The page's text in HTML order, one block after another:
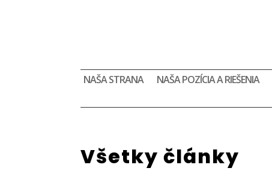
NAŠA STRANA NAŠA POZÍCIA A RIEŠENIA
Všetky články